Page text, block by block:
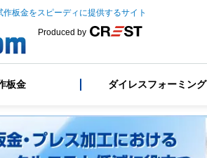
板金をスピーディに提供するサイト
Produced by
板金 ダイレスフォーミング